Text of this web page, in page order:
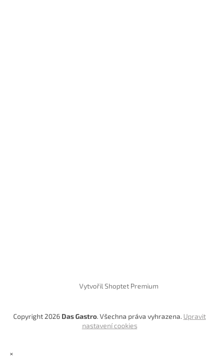
Vytvořil Shoptet Premium
Copyright 2026 Das Gastro. Všechna práva vyhrazena. Upravit
nastavení cookies
×